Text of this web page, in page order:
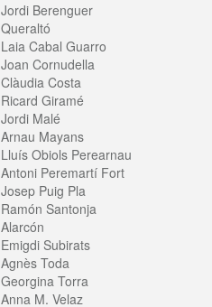
Jordi Berenguer
Queraltó
Laia Cabal Guarro
Joan Cornudella
Clàudia Costa
Ricard Giramé
Jordi Malé
Arnau Mayans
Lluís Obiols Perearnau
Antoni Peremartí Fort
Josep Puig Pla
Ramón Santonja
Alarcón
Emigdi Subirats
Agnès Toda
Georgina Torra
Anna M. Velaz